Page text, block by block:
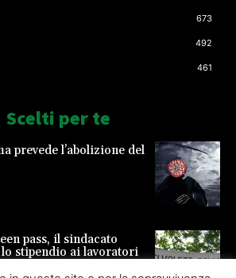
673
492
461
Scelti per te
prevede l’abolizione del
pass, il sindacato
lo stipendio ai lavoratori